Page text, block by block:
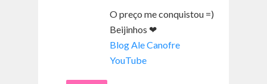
O preço me conquistou =)
Beijinhos ❤
Blog Ale Canofre
YouTube